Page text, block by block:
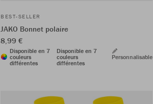
BEST-SELLER
JAKO Bonnet polaire
8,99 €
Disponible en 7
couleurs
différentes
Disponible en 7
couleurs
différentes
Personnalisable